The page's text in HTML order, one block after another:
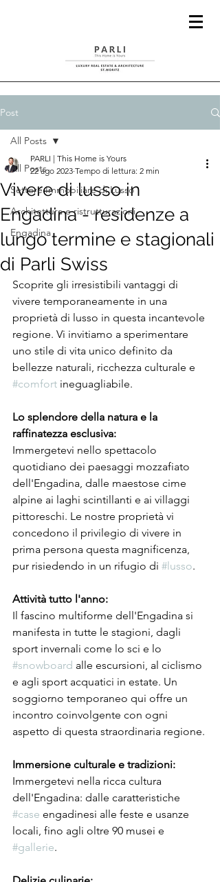
Post
All Posts
Settore Immobiliare di Lusso
Architettura e ristrutturazioni
Engadina
All Posts
Vivere di lusso in
Engadina - residenze a
lungo termine e stagionali
di Parli Swiss
PARLI | This Home is Yours
22 ago 2023 Tempo di lettura: 2 min
Scoprite gli irresistibili vantaggi di
vivere temporaneamente in una
proprietà di lusso in questa incantevole
regione. Vi invitiamo a sperimentare
uno stile di vita unico definito da
bellezze naturali, ricchezza culturale e
#comfort ineguagliabile.
Lo splendore della natura e la
raffinatezza esclusiva:
Immergetevi nello spettacolo
quotidiano dei paesaggi mozzafiato
dell'Engadina, dalle maestose cime
alpine ai laghi scintillanti e ai villaggi
pittoreschi. Le nostre proprietà vi
concedono il privilegio di vivere in
prima persona questa magnificenza,
pur risiedendo in un rifugio di #lusso.
Attività tutto l'anno:
Il fascino multiforme dell'Engadina si
manifesta in tutte le stagioni, dagli
sport invernali come lo sci e lo
#snowboard alle escursioni, al ciclismo
e agli sport acquatici in estate. Un
soggiorno temporaneo qui offre un
incontro coinvolgente con ogni
aspetto di questa straordinaria regione.
Immersione culturale e tradizioni:
Immergetevi nella ricca cultura
dell'Engadina: dalle caratteristiche
#case engadinesi alle feste e usanze
locali, fino agli oltre 90 musei e
#gallerie.